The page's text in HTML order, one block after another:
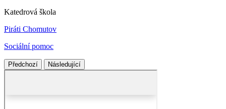
Katedrová škola
Piráti Chomutov
Sociální pomoc
Předchozí Následující